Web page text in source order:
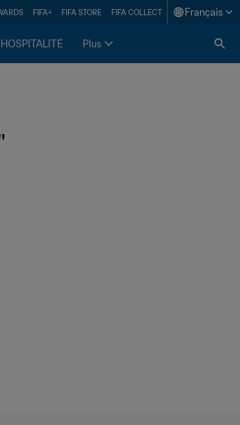
FIFA+ FIFA STORE FIFA COLLECT Français
Plus